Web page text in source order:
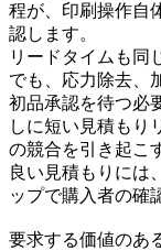
程が、印刷操作自
認します。
リードタイムも同
でも、応力除去、
初品承認を待つ必
しに短い見積もり
の競合を引き起こ
良い見積もりには
ップで購入者の確
要求する価値のあ